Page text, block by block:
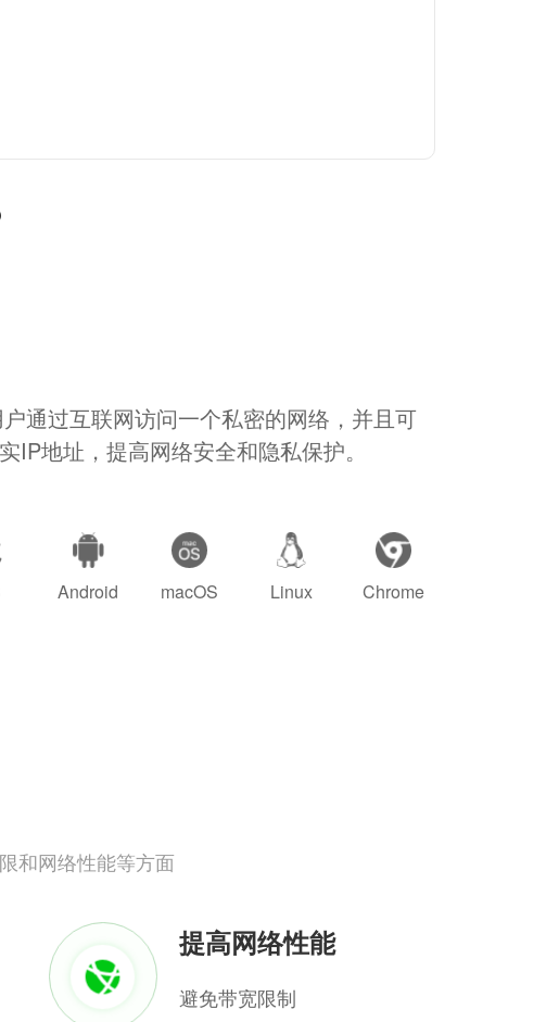
通过互联网访问一个私密的网络，并且可
IP地址，提高网络安全和隐私保护。
Android macOS Linux Chrome
和网络性能等方面
提高网络性能
避免带宽限制